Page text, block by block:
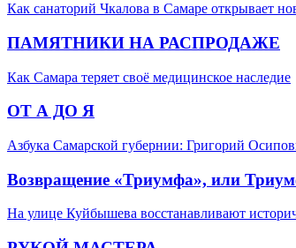
Как санаторий Чкалова в Самаре открывает
ПАМЯТНИКИ НА РАСПРОДАЖЕ
Как Самара теряет своё медицинское наследие
ОТ А ДО Я
Азбука Самарской губернии: Григорий
Возвращение «Триумфа», или
На улице Куйбышева восстанавливают